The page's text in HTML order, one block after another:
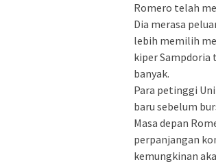
Romero telah
Dia merasa
lebih memilih
kiper Sampdoria
banyak.
Para petinggi
baru sebelum
Masa depan
perpanjangan
kemungkinan